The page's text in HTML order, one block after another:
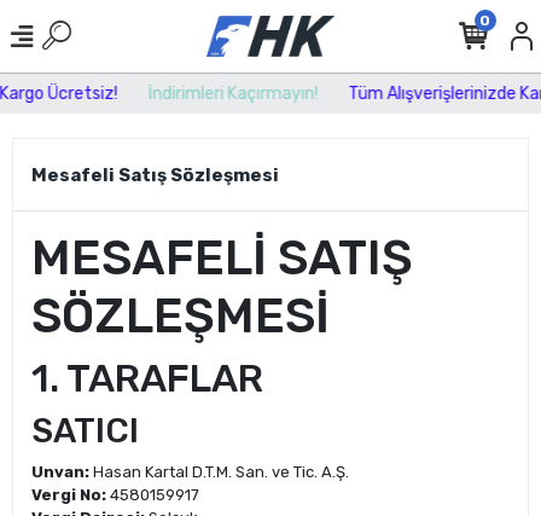
Ücretsiz! İndirimleri Kaçırmayın! Tüm Alışverişlerinizde
0
Mesafeli Satış Sözleşmesi
MESAFELİ SATIŞ
SÖZLEŞMESİ
1. TARAFLAR
SATICI
Unvan: Hasan Kartal D.T.M. San. ve Tic. A.Ş.
Vergi No: 4580159917